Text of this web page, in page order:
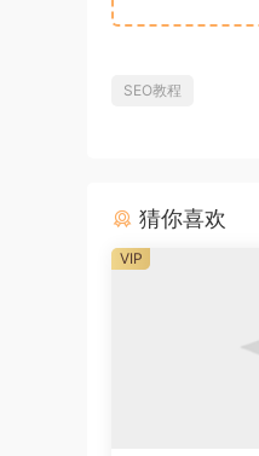
SEO教程
猜你喜欢
VIP